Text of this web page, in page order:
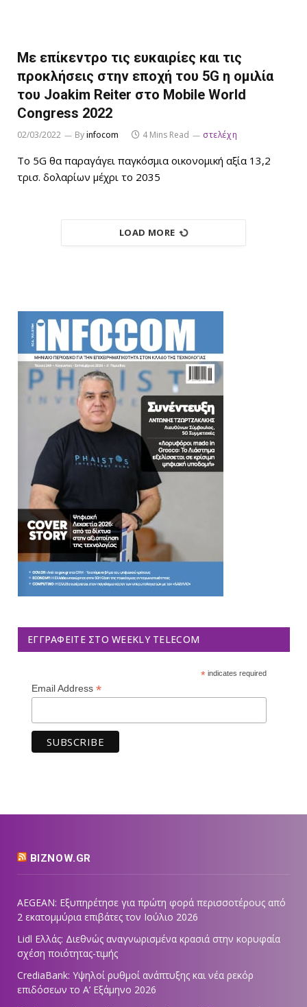
Με επίκεντρο τις ευκαιρίες και τις
προκλήσεις στην εποχή του 5G η ομιλία
του Joakim Reiter στο Mobile World
Congress 2022
02/03/2022 Byinfocom 4 Mins Read στελέχη
Το 5G θα παραγάγει παγκόσμια οικονομική αξία 13,2
τρισ. δολαρίων μέχρι το 2035
LOAD MORE
ΕΓΓΡΑΦΕΊΤΕ ΣΤΟ WEEKLY TELECOM
*indicates required
Email Address *
BIZNOW.GR
AEGEAN: Εξυπηρέτησε για πρώτη φορά περισσοτέρους από
2 εκατομμύρια επιβάτες τον Ιούλιο 2026
Lidl Ελλάς: Διεθνώς αναγνωρισμένα κρασιά στην κορυφαία
σχέση ποιότητας-τιμής
CrediaBank: Υψηλοί ρυθμοί ανάπτυξης και νέα ρεκόρ
επιδόσεων το Α’ Εξάμηνο 2026